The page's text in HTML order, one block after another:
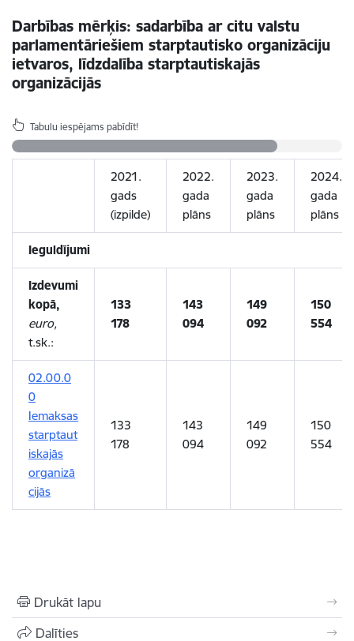
Darbības mērķis: sadarbība ar citu valstu
parlamentāriešiem starptautisko organizāciju
ietvaros, līdzdalība starptautiskajās
organizācijās
Tabulu iespējams pabīdīt!
2021.
gads
(izpilde)
2022.
gada
plāns
2023.
gada
plāns
2024.
gada
plāns
Ieguldījumi
Izdevumi
kopā,
euro,
t.sk.:
133
178
143
094
149
092
150
554
02.00.0
0
Iemaksas
starptaut
iskajās
organizā
cijās
133
178
143
094
149
092
150
554
Drukāt lapu
Dalīties